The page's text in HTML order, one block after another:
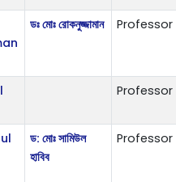
ডঃ মোঃ রোকনুজ্জামান Professor
Professor
ড: মোঃ সামিউল
হাবিব
Professor